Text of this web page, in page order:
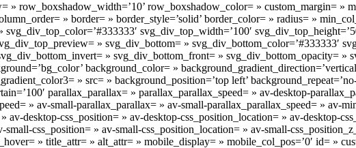
row_boxshadow_width=’10’ row_boxshadow_color= » custom_margin= »
» border= » border_style=’solid’ border_color= » radius= »
svg_div_top_width=’100′
» svg_div_bottom= » svg_div_bottom_color=’#333333′
» svg_div_bottom_front= » svg_div_bottom_opacity= »
background_color= »
» src= » background_position=’top left’
parallax_parallax= » parallax_parallax_speed= » av-desktop-
» av-small-parallax_parallax= » av-small-parallax_parallax_speed= » av-
desktop-css_position= » av-desktop-css_position_location= » av-desktop-
css_position= » av-small-css_position_location= » av-small-
» title_attr= » alt_attr= » mobile_display= » mobile_col_pos=’0′ id= »